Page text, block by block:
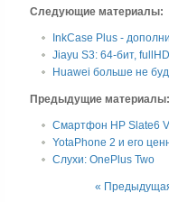
Следующие материалы:
InkCase Plus -
Jiayu S3: 64-бит,
Huawei больше не
Предыдущие материалы:
Смартфон HP Slate6
YotaPhone 2 и его
Слухи: OnePlus Two
«